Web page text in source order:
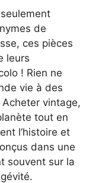
de
ces pièces
leurs
! Rien ne
vie à des
vintage,
tout en
l’histoire et
dans une
souvent sur la